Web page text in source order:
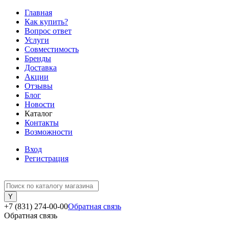
Главная
Как купить?
Вопрос ответ
Услуги
Совместимость
Бренды
Доставка
Акции
Отзывы
Блог
Новости
Каталог
Контакты
Возможности
Вход
Регистрация
+7 (831) 274-00-00Обратная связь
Обратная связь